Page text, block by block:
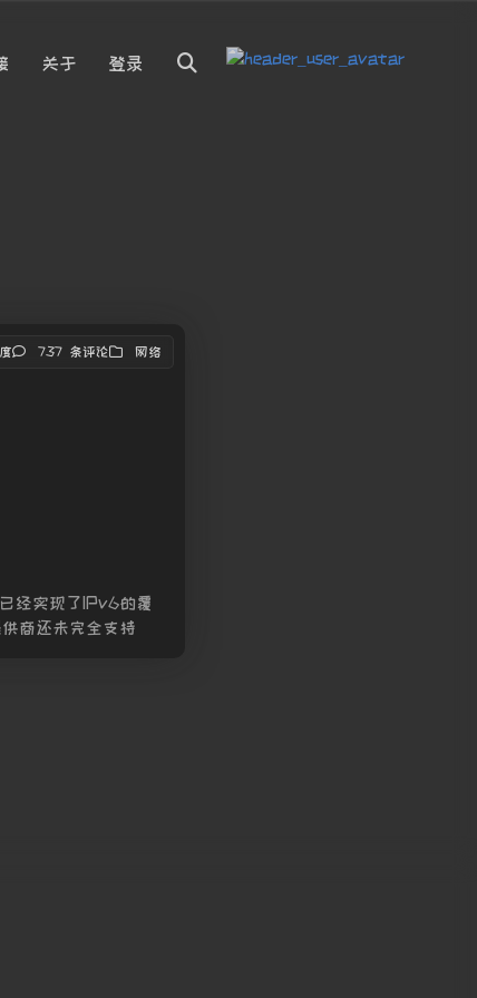
关于 登录
737 条评论 网络
经实现了IPv6的覆
商还未完全支持